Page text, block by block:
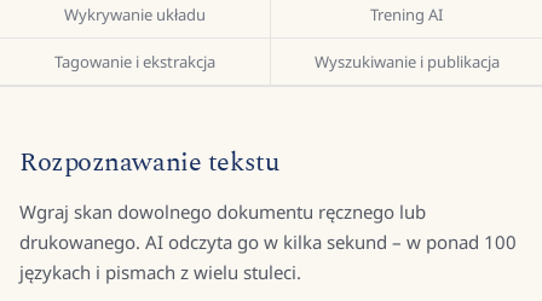
Wykrywanie układu Trening AI
Tagowanie i ekstrakcja Wyszukiwanie i publikacja
Rozpoznawanie tekstu
Wgraj skan dowolnego dokumentu ręcznego lub
drukowanego. AI odczyta go w kilka sekund – w ponad 100
językach i pismach z wielu stuleci.